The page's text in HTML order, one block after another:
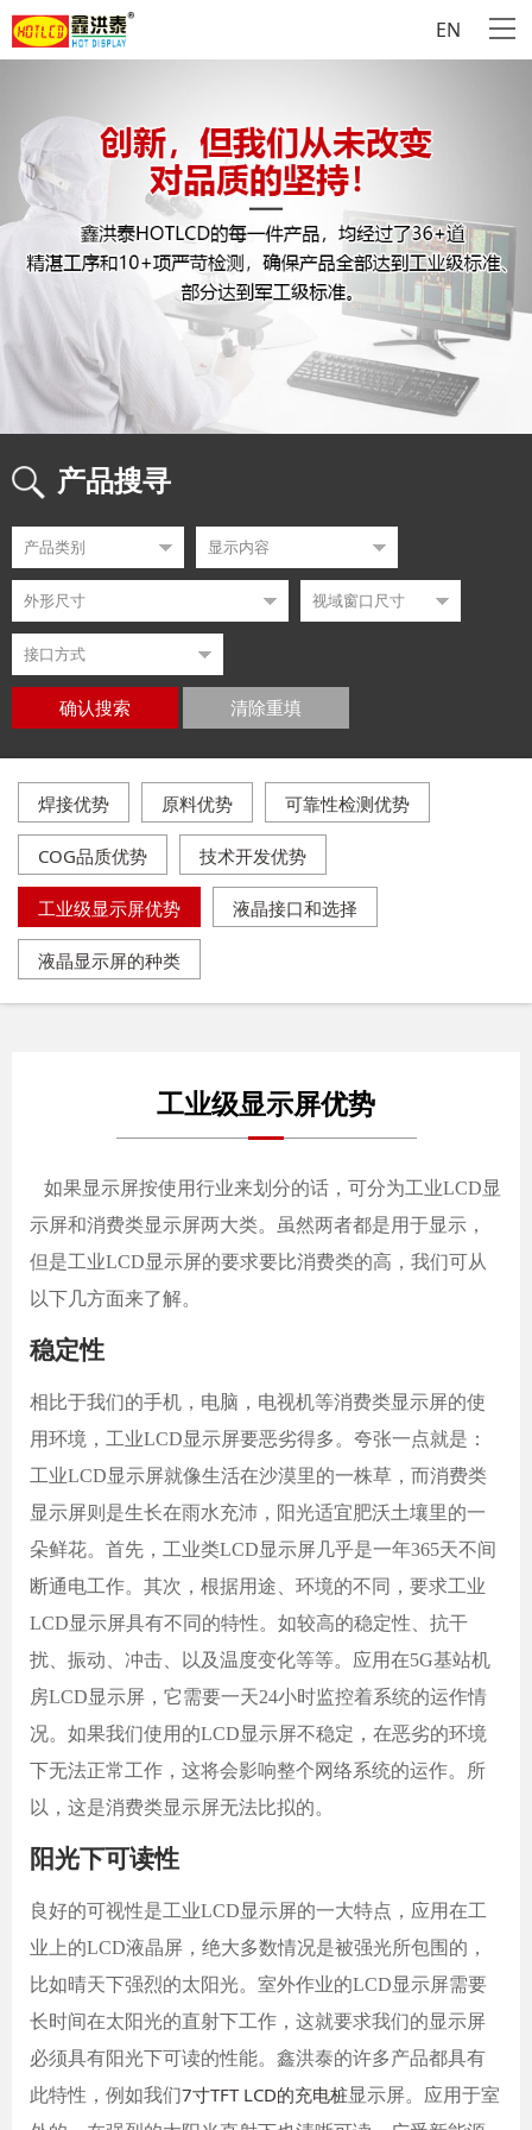
EN
产品搜寻
确认搜索 清除重填
焊接优势 原料优势 可靠性检测优势
COG品质优势 技术开发优势
工业级显示屏优势 液晶接口和选择
液晶显示屏的种类
工业级显示屏优势
如果显示屏按使用行业来划分的话，可分为工业LCD显
示屏和消费类显示屏两大类。虽然两者都是用于显示，
但是工业LCD显示屏的要求要比消费类的高，我们可从
以下几方面来了解。
稳定性
相比于我们的手机，电脑，电视机等消费类显示屏的使
用环境，工业LCD显示屏要恶劣得多。夸张一点就是：
工业LCD显示屏就像生活在沙漠里的一株草，而消费类
显示屏则是生长在雨水充沛，阳光适宜肥沃土壤里的一
朵鲜花。首先，工业类LCD显示屏几乎是一年365天不间
断通电工作。其次，根据用途、环境的不同，要求工业
LCD显示屏具有不同的特性。如较高的稳定性、抗干
扰、振动、冲击、以及温度变化等等。应用在5G基站机
房LCD显示屏，它需要一天24小时监控着系统的运作情
况。如果我们使用的LCD显示屏不稳定，在恶劣的环境
下无法正常工作，这将会影响整个网络系统的运作。所
以，这是消费类显示屏无法比拟的。
阳光下可读性
良好的可视性是工业LCD显示屏的一大特点，应用在工
业上的LCD液晶屏，绝大多数情况是被强光所包围的，
比如晴天下强烈的太阳光。室外作业的LCD显示屏需要
长时间在太阳光的直射下工作，这就要求我们的显示屏
必须具有阳光下可读的性能。 鑫洪泰的许多产品都具有
此特性，例如我们7寸TFT LCD的充电桩显示屏。应用于室